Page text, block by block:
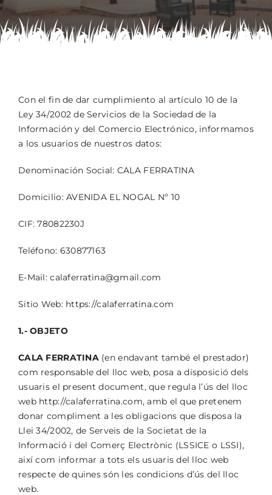
Contacto
Con el fin de dar cumplimiento al artículo 10 de la
Ley 34/2002 de Servicios de la Sociedad de la
Información y del Comercio Electrónico, informamos
a los usuarios de nuestros datos:
Denominación Social: CALA FERRATINA
Domicilio: AVENIDA EL NOGAL Nº 10
CIF: 78082230J
Teléfono: 630877163
E-Mail: calaferratina@gmail.com
Sitio Web: https://calaferratina.com
1.- OBJETO
CALA FERRATINA(en endavant també el prestador)
com responsable del lloc web, posa a disposició dels
usuaris el present document, que regula l’ús del lloc
web http://calaferratina.com, amb el que pretenem
donar compliment a les obligacions que disposa la
Llei 34/2002, de Serveis de la Societat de la
Informació i del Comerç Electrònic (LSSICE o LSSI),
així com informar a tots els usuaris del lloc web
respecte de quines són les condicions d’ús del lloc
web.